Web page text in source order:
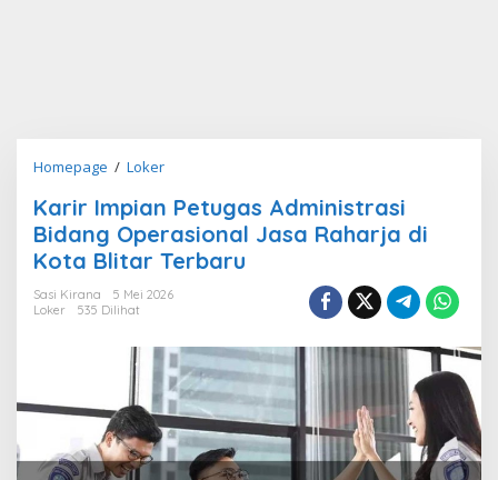
Homepage / LokerKarir
Petugas
Administrasi
Bidang
Jasa
di
Kota
Blitar
Terbaru
Karir Impian Petugas Administrasi
Bidang Operasional Jasa Raharja di
Kota Blitar Terbaru
Sasi Kirana
5 Mei 2026
Loker
535 Dilihat